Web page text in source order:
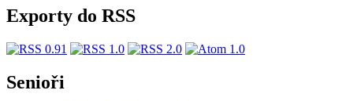
Exporty do RSS
Senioři